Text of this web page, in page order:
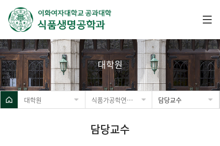
대학원
대학원 식품가공학연구실 담당교수
담당교수